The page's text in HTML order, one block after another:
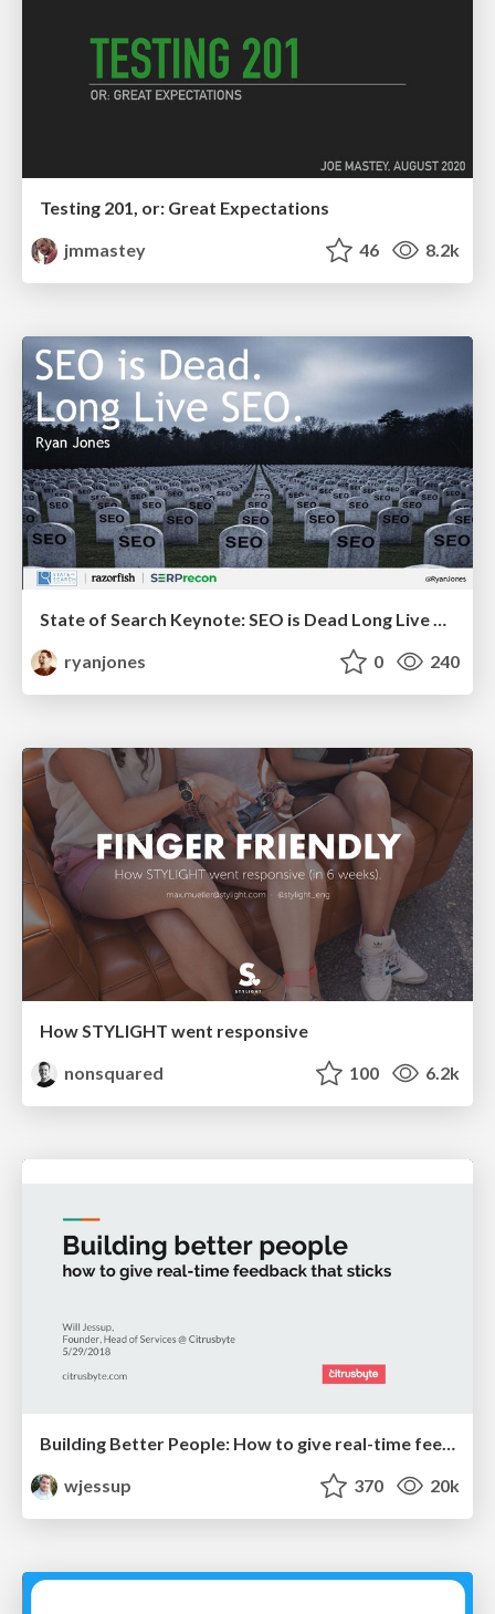
Testing 201, or: Great Expectations
jmmastey
46 8.2k
State of Search Keynote: SEO is Dead Long Live SEO
ryanjones
0 240
How STYLIGHT went responsive
nonsquared
100 6.2k
Building Better People: How to give real-time feedback that sticks.
wjessup
370 20k